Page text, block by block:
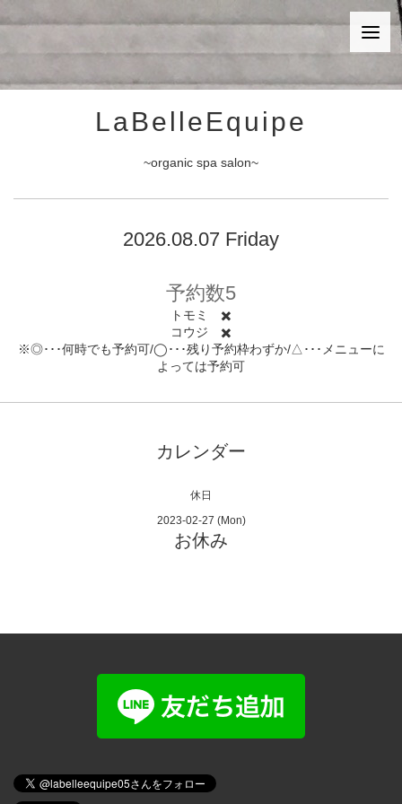
LaBelleEquipe
~organic spa salon~
2026.08.07 Friday
予約数5
トモミ ✖️
コウジ ✖️
※◎･･･何時でも予約可/◯･･･残り予約枠わずか/△･･･メニューに
よっては予約可
カレンダー
休日
2023-02-27 (Mon)
お休み